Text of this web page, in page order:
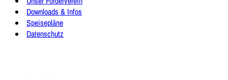
Downloads & Infos
Speisepläne
Datenschutz